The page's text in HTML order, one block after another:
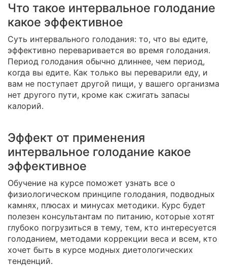
Что такое интервальное голодание
какое эффективное
Суть интервального голодания: то, что вы едите,
эффективно переваривается во время голодания.
Период голодания обычно длиннее, чем период,
когда вы едите. Как только вы переварили еду, и
вам не поступает другой пищи, у вашего организма
нет другого пути, кроме как сжигать запасы
калорий.
Эффект от применения
интервальное голодание какое
эффективное
Обучение на курсе поможет узнать все о
физиологическом принципе голодания, подводных
камнях, плюсах и минусах методики. Курс будет
полезен консультантам по питанию, которые хотят
глубоко погрузиться в тему, тем, кто интересуется
голоданием, методами коррекции веса и всем, кто
хочет быть в курсе модных диетологических
тенденций.